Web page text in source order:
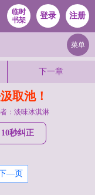
临时
书架
登录 注册
菜单
下一章
取池！
：淡味冰淇淋
10秒纠正
—页